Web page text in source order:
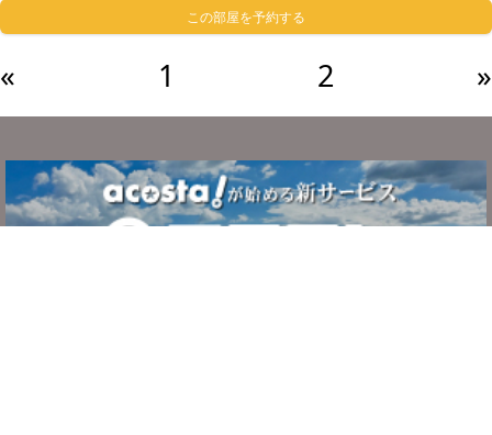
この部屋を予約する
« 1 2 »